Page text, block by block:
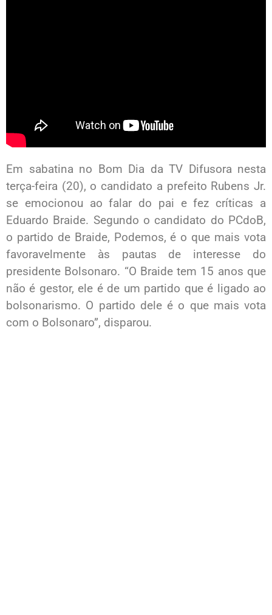
Em sabatina no Bom Dia da TV Difusora nesta
terça-feira (20), o candidato a prefeito Rubens Jr.
se emocionou ao falar do pai e fez críticas a
Eduardo Braide. Segundo o candidato do PCdoB,
o partido de Braide, Podemos, é o que mais vota
favoravelmente às pautas de interesse do
presidente Bolsonaro. “O Braide tem 15 anos que
não é gestor, ele é de um partido que é ligado ao
bolsonarismo. O partido dele é o que mais vota
com o Bolsonaro”, disparou.